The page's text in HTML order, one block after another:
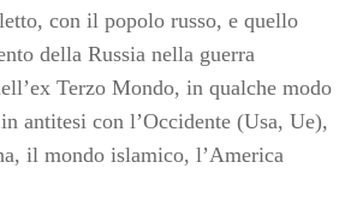
con il popolo russo, e quello
della Russia nella guerra
Terzo Mondo, in qualche modo
antitesi con l’Occidente (Usa, Ue),
il mondo islamico, l’America